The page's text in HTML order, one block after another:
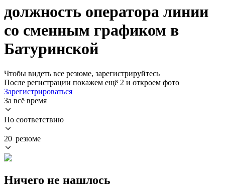
должность оператора линии
со сменным графиком в
Батуринской
Чтобы видеть все резюме, зарегистрируйтесь
После регистрации покажем ещё 2 и откроем фото
Зарегистрироваться
За всё время
По соответствию
20 резюме
Ничего не нашлось